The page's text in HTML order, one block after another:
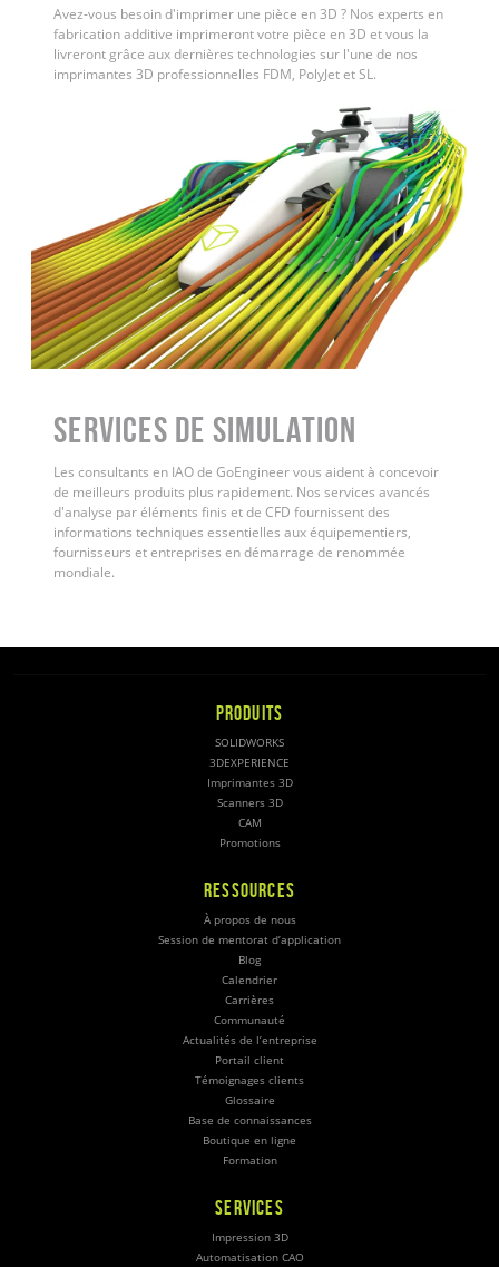
Avez-vous besoin d'imprimer une pièce en 3D ? Nos experts en
fabrication additive imprimeront votre pièce en 3D et vous la
livreront grâce aux dernières technologies sur l'une de nos
imprimantes 3D professionnelles FDM, PolyJet et SL.
Services de simulation
Les consultants en IAO de GoEngineer vous aident à concevoir
de meilleurs produits plus rapidement. Nos services avancés
d'analyse par éléments finis et de CFD fournissent des
informations techniques essentielles aux équipementiers,
fournisseurs et entreprises en démarrage de renommée
mondiale.
PRODUITS
SOLIDWORKS
3DEXPERIENCE
Imprimantes 3D
Scanners 3D
CAM
Promotions
RESSOURCES
À propos de nous
Session de mentorat d’application
Blog
Calendrier
Carrières
Communauté
Actualités de l’entreprise
Portail client
Témoignages clients
Glossaire
Base de connaissances
Boutique en ligne
Formation
SERVICES
Impression 3D
Automatisation CAO